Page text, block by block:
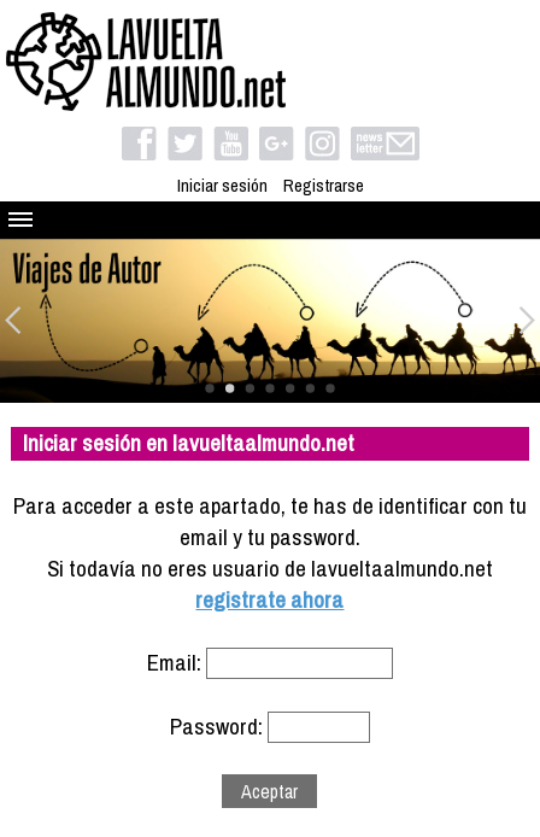
Iniciar sesión Registrarse
Quienes somos
El proyecto
Blog
Viaja con nosotros
Camino solidario
Libros
Compañeros de viaje
Info viajeros
Iniciar sesión en lavueltaalmundo.net
Para acceder a este apartado, te has de identificar con tu
email y tu password.
Si todavía no eres usuario de lavueltaalmundo.net
registrate ahora
Email:
Password: